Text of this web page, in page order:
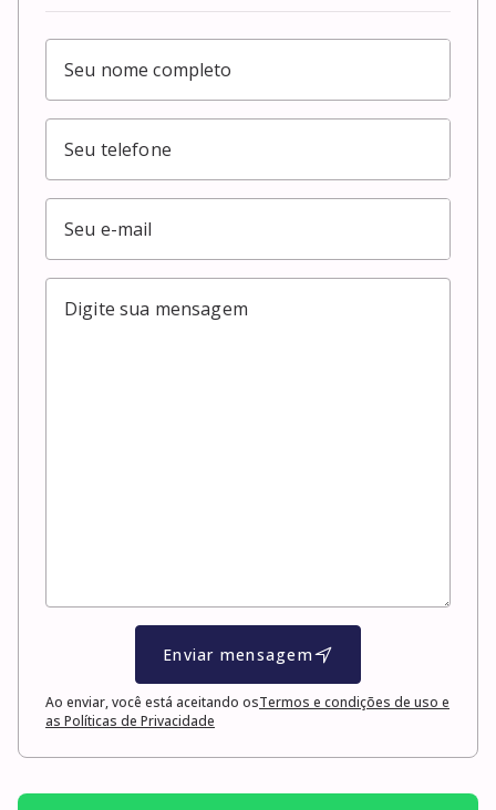
Enviar mensagem
Ao enviar, você está aceitando osTermos e condições de uso e
as Políticas de Privacidade